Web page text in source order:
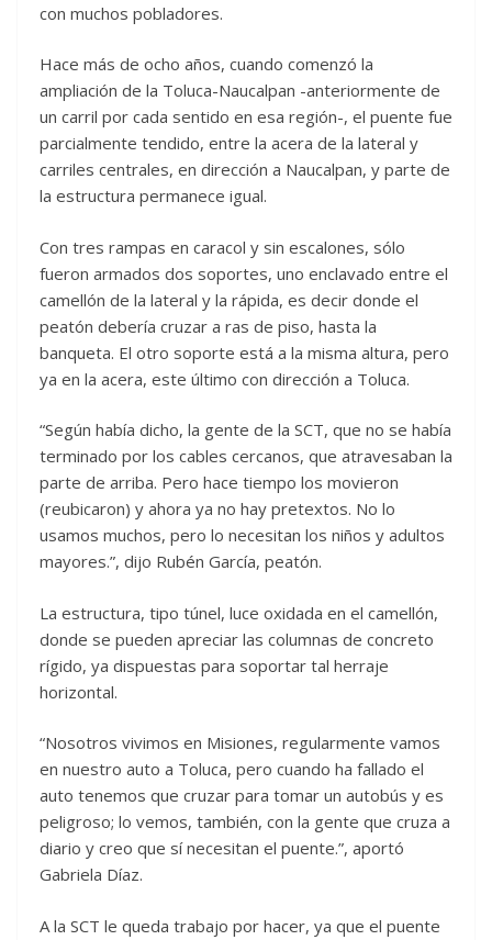
con muchos pobladores.
Hace más de ocho años, cuando comenzó la
ampliación de la Toluca-Naucalpan -anteriormente de
un carril por cada sentido en esa región-, el puente fue
parcialmente tendido, entre la acera de la lateral y
carriles centrales, en dirección a Naucalpan, y parte de
la estructura permanece igual.
Con tres rampas en caracol y sin escalones, sólo
fueron armados dos soportes, uno enclavado entre el
camellón de la lateral y la rápida, es decir donde el
peatón debería cruzar a ras de piso, hasta la
banqueta. El otro soporte está a la misma altura, pero
ya en la acera, este último con dirección a Toluca.
“Según había dicho, la gente de la SCT, que no se había
terminado por los cables cercanos, que atravesaban la
parte de arriba. Pero hace tiempo los movieron
(reubicaron) y ahora ya no hay pretextos. No lo
usamos muchos, pero lo necesitan los niños y adultos
mayores.”, dijo Rubén García, peatón.
La estructura, tipo túnel, luce oxidada en el camellón,
donde se pueden apreciar las columnas de concreto
rígido, ya dispuestas para soportar tal herraje
horizontal.
“Nosotros vivimos en Misiones, regularmente vamos
en nuestro auto a Toluca, pero cuando ha fallado el
auto tenemos que cruzar para tomar un autobús y es
peligroso; lo vemos, también, con la gente que cruza a
diario y creo que sí necesitan el puente.”, aportó
Gabriela Díaz.
A la SCT le queda trabajo por hacer, ya que el puente